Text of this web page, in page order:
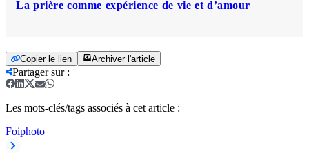
La prière comme expérience de vie et d’amour
Copier le lien Archiver l'article
Partager sur:
Les mots-clés/tags associés à cet article :
Foiphoto